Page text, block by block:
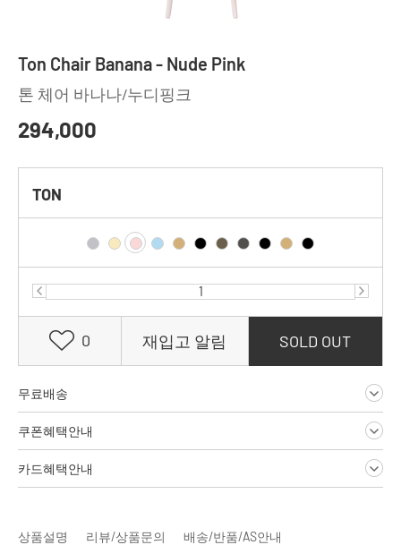
Ton Chair Banana - Nude Pink
톤 체어 바나나/누디핑크
294,000
TON
0 재입고 알림 SOLD OUT
무료배송
쿠폰혜택안내
카드혜택안내
상품설명 리뷰/상품문의 배송/반품/AS안내